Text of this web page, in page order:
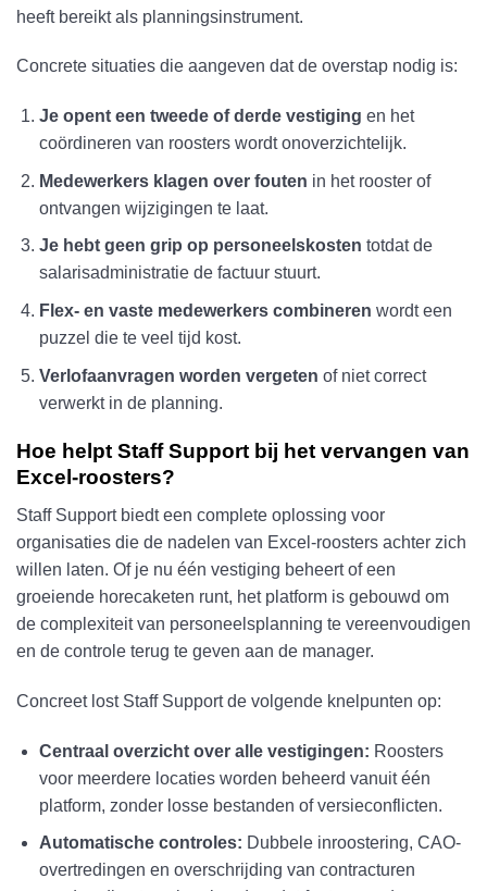
heeft bereikt als planningsinstrument.
Concrete situaties die aangeven dat de overstap nodig is:
Je opent een tweede of derde vestiging en het
coördineren van roosters wordt onoverzichtelijk.
Medewerkers klagen over fouten in het rooster of
ontvangen wijzigingen te laat.
Je hebt geen grip op personeelskosten totdat de
salarisadministratie de factuur stuurt.
Flex- en vaste medewerkers combineren wordt een
puzzel die te veel tijd kost.
Verlofaanvragen worden vergeten of niet correct
verwerkt in de planning.
Hoe helpt Staff Support bij het vervangen van
Excel-roosters?
Staff Support biedt een complete oplossing voor
organisaties die de nadelen van Excel-roosters achter zich
willen laten. Of je nu één vestiging beheert of een
groeiende horecaketen runt, het platform is gebouwd om
de complexiteit van personeelsplanning te vereenvoudigen
en de controle terug te geven aan de manager.
Concreet lost Staff Support de volgende knelpunten op:
Centraal overzicht over alle vestigingen: Roosters
voor meerdere locaties worden beheerd vanuit één
platform, zonder losse bestanden of versieconflicten.
Automatische controles: Dubbele inroostering, CAO-
overtredingen en overschrijding van contracturen